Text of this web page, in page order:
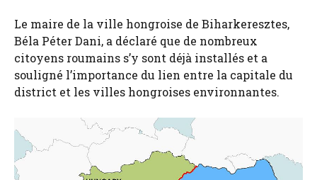
Le maire de la ville hongroise de Biharkeresztes,
Béla Péter Dani, a déclaré que de nombreux
citoyens roumains s’y sont déjà installés et a
souligné l’importance du lien entre la capitale du
district et les villes hongroises environnantes.